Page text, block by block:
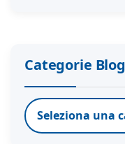
Categorie Blog
Categorie Blog